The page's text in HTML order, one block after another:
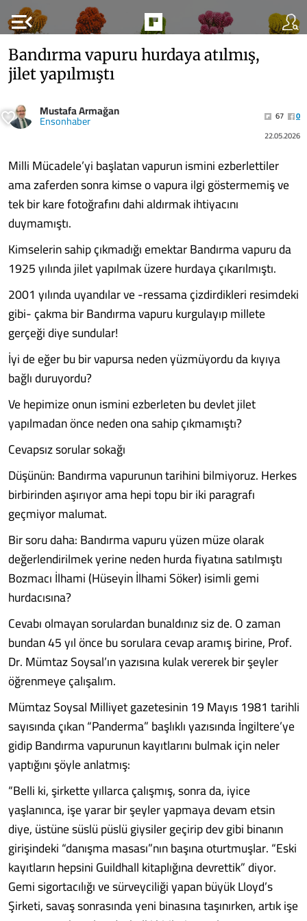
menu_open
Bandırma vapuru hurdaya atılmış,
jilet yapılmıştı
Mustafa Armağan
Ensonhaber 67
0
22.05.2026
Milli Mücadele’yi başlatan vapurun ismini ezberlettiler
ama zaferden sonra kimse o vapura ilgi göstermemiş ve
tek bir kare fotoğrafını dahi aldırmak ihtiyacını
duymamıştı.
Kimselerin sahip çıkmadığı emektar Bandırma vapuru da
1925 yılında jilet yapılmak üzere hurdaya çıkarılmıştı.
2001 yılında uyandılar ve -ressama çizdirdikleri resimdeki
gibi- çakma bir Bandırma vapuru kurgulayıp millete
gerçeği diye sundular!
İyi de eğer bu bir vapursa neden yüzmüyordu da kıyıya
bağlı duruyordu?
Ve hepimize onun ismini ezberleten bu devlet jilet
yapılmadan önce neden ona sahip çıkmamıştı?
Cevapsız sorular sokağı
Düşünün: Bandırma vapurunun tarihini bilmiyoruz. Herkes
birbirinden aşırıyor ama hepi topu bir iki paragrafı
geçmiyor malumat.
Bir soru daha: Bandırma vapuru yüzen müze olarak
değerlendirilmek yerine neden hurda fiyatına satılmıştı
Bozmacı İlhami (Hüseyin İlhami Söker) isimli gemi
hurdacısına?
Cevabı olmayan sorulardan bunaldınız siz de. O zaman
bundan 45 yıl önce bu sorulara cevap aramış birine, Prof.
Dr. Mümtaz Soysal’ın yazısına kulak vererek bir şeyler
öğrenmeye çalışalım.
Mümtaz Soysal Milliyet gazetesinin 19 Mayıs 1981 tarihli
sayısında çıkan “Panderma” başlıklı yazısında İngiltere’ye
gidip Bandırma vapurunun kayıtlarını bulmak için neler
yaptığını şöyle anlatmış:
“Belli ki, şirkette yıllarca çalışmış, sonra da, iyice
yaşlanınca, işe yarar bir şeyler yapmaya devam etsin
diye, üstüne süslü püslü giysiler geçirip dev gibi binanın
girişindeki “danışma masası”nın başına oturtmuşlar. “Eski
kayıtların hepsini Guildhall kitaplığına devrettik” diyor.
Gemi sigortacılığı ve sürveyciliği yapan büyük Lloyd’s
Şirketi, savaş sonrasında yeni binasına taşınırken, artık işe